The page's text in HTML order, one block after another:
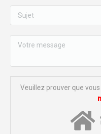
Veuillez prouver que